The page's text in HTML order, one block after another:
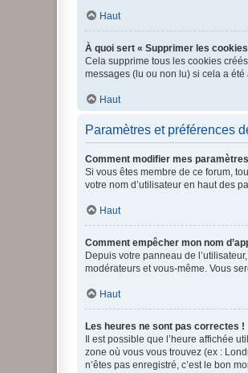
Haut
À quoi sert « Supprimer les
Cela supprime tous les cookies
messages (lu ou non lu) si cela a
Haut
Paramètres et préférences
Comment modifier mes
Si vous êtes membre de ce forum,
votre nom d’utilisateur en haut des
Haut
Comment empêcher mon nom
Depuis votre panneau de
modérateurs et vous-même. Vous
Haut
Les heures ne sont pas correctes !
Il est possible que l’heure affichée
zone où vous vous trouvez (ex :
n’êtes pas enregistré, c’est le bon